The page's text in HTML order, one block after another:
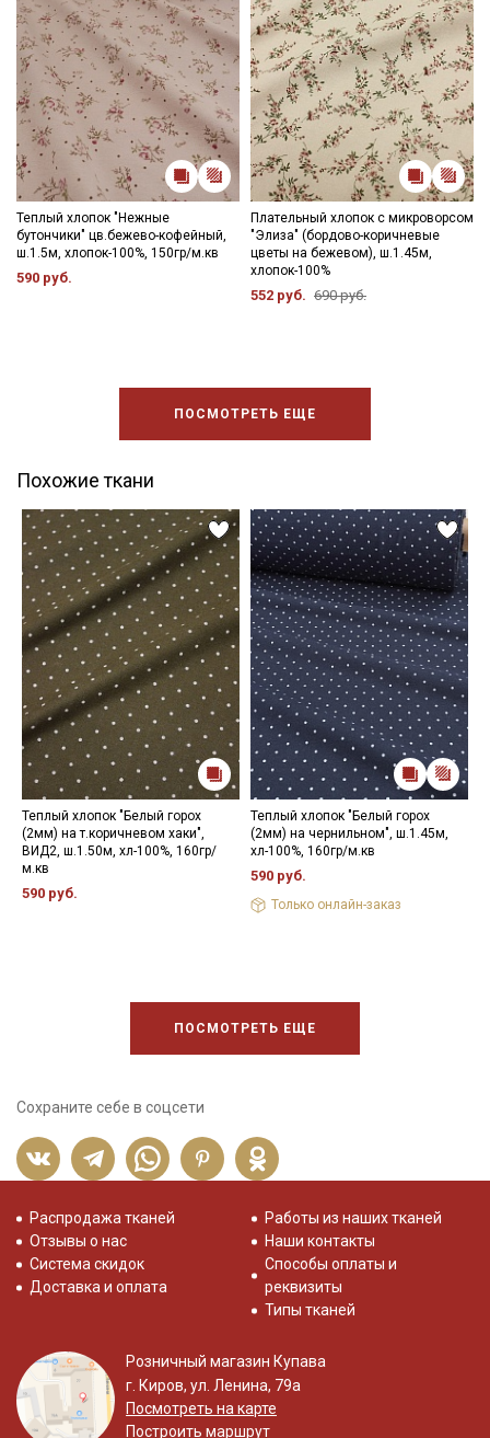
Теплый хлопок "Нежные
бутончики" цв.бежево-кофейный,
ш.1.5м, хлопок-100%, 150гр/м.кв
590 руб.
Плательный хлопок с микроворсом
"Элиза" (бордово-коричневые
цветы на бежевом), ш.1.45м,
хлопок-100%
552 руб. 690 руб.
ПОСМОТРЕТЬ ЕЩЕ
Похожие ткани
Теплый хлопок "Белый горох
(2мм) на т.коричневом хаки",
ВИД2, ш.1.50м, хл-100%, 160гр/
м.кв
590 руб.
Теплый хлопок "Белый горох
(2мм) на чернильном", ш.1.45м,
хл-100%, 160гр/м.кв
590 руб.
Только онлайн-заказ
ПОСМОТРЕТЬ ЕЩЕ
Сохраните себе в соцсети
Распродажа тканей
Отзывы о нас
Система скидок
Доставка и оплата
Работы из наших тканей
Наши контакты
Способы оплаты и
реквизиты
Типы тканей
Розничный магазин Купава
г. Киров, ул. Ленина, 79а
Посмотреть на карте
Построить маршрут